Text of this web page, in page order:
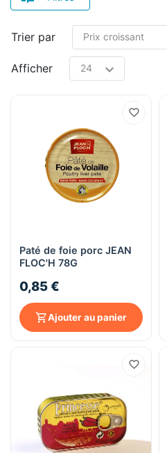
Trier par
Afficher
Paté de foie porc JEAN
FLOC'H 78G
0,85 €
Ajouter au panier